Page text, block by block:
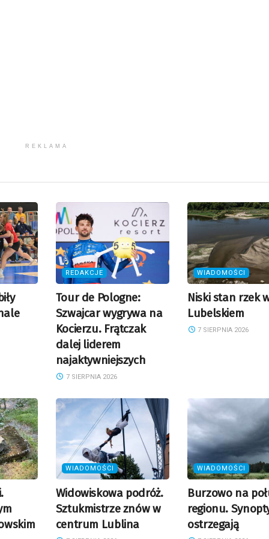
REKLAMA
REDAKCJE
Tour de Pologne:
Szwajcar wygrywa na
Kocierzu. Frątczak
dalej liderem
najaktywniejszych
7 SIERPNIA 2026
WIADOMOŚCI
Niski stan rzek
Lubelskiem
7 SIERPNIA 2026
WIADOMOŚCI
Widowiskowa podróż.
Sztukmistrze znów w
centrum Lublina
WIADOMOŚCI
Burzowo na
regionu.
ostrzegają